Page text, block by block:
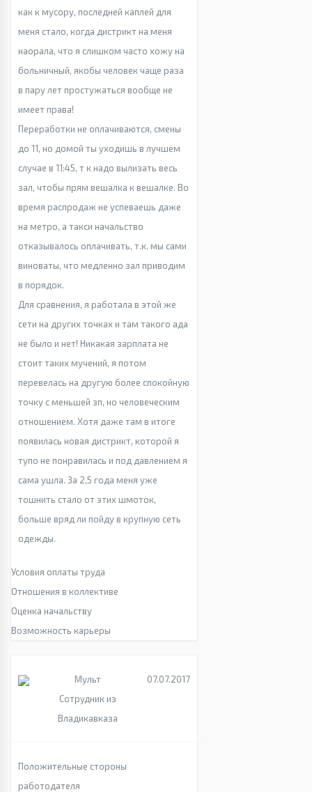
как к мусору, последней каплей для
меня стало, когда дистрикт на меня
наорала, что я слишком часто хожу на
больничный, якобы человек чаще раза
в пару лет простужаться вообще не
имеет права!
Переработки не оплачиваются, смены
до 11, но домой ты уходишь в лучшем
случае в 11:45, т к надо вылизать весь
зал, чтобы прям вешалка к вешалке. Во
время распродаж не успеваешь даже
на метро, а такси начальство
отказывалось оплачивать, т.к. мы сами
виноваты, что медленно зал приводим
в порядок.
Для сравнения, я работала в этой же
сети на других точках и там такого ада
не было и нет! Никакая зарплата не
стоит таких мучений, я потом
перевелась на другую более спокойную
точку с меньшей зп, но человеческим
отношением. Хотя даже там в итоге
появилась новая дистрикт, которой я
тупо не понравилась и под давлением я
сама ушла. За 2,5 года меня уже
тошнить стало от этих шмоток,
больше вряд ли пойду в крупную сеть
одежды.
Условия оплаты труда
Отношения в коллективе
Оценка начальству
Возможность карьеры
Мульт
Сотрудник из
Владикавказа
07.07.2017
Положительные стороны
работодателя